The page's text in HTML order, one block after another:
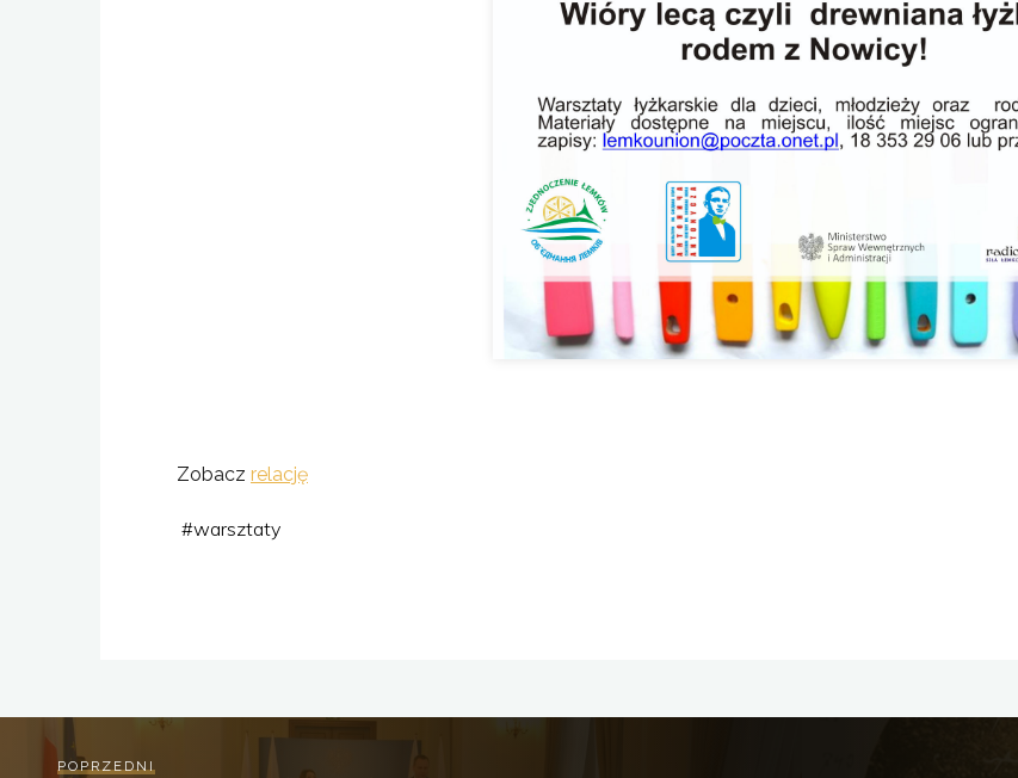
Zobacz relację
#warsztaty
POPRZEDNI